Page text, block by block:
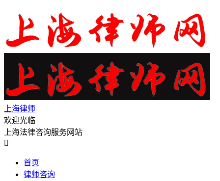
上海律师
欢迎光临
上海法律咨询服务网站

首页
律师咨询